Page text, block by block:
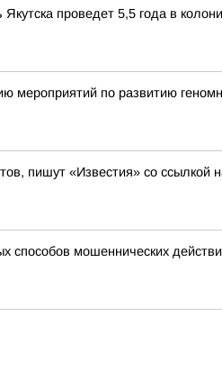
проведет 5,5 года в
по развитию
пишут «Известия» со ссылкой
мошеннических